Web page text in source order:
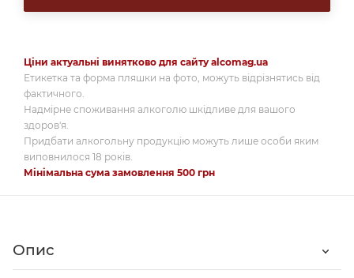
Ціни актуальні винятково для сайту alcomag.ua
Етикетка та форма пляшки на фото, можуть відрізнятись від
фактичного.
Надмірне споживання алкоголю шкідливе для вашого
здоров'я.
Придбати алкогольну продукцію можуть лише особи яким
виповнилося 18 років.
Мінімальна сума замовлення 500 грн
Опис